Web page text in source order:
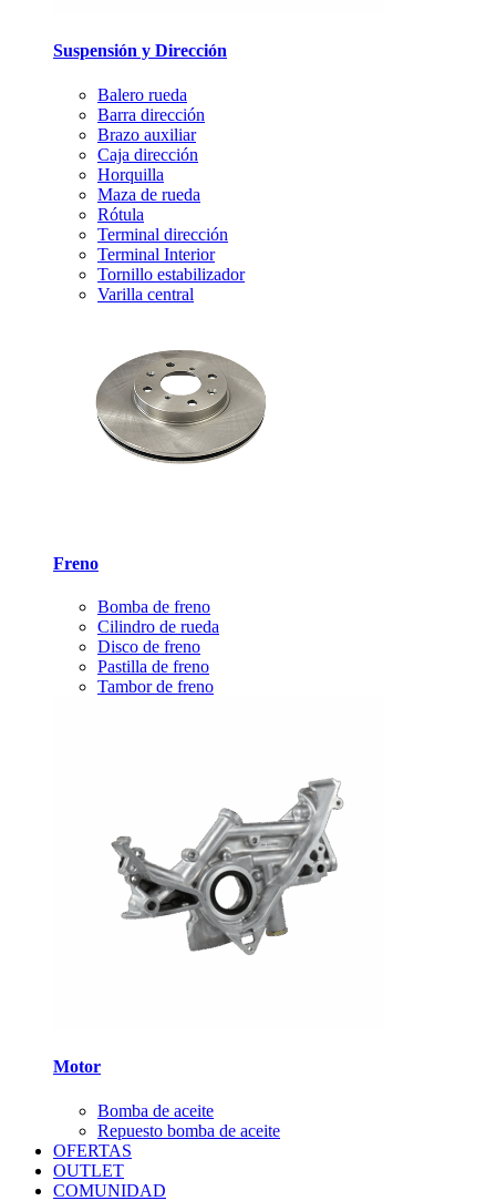
Suspensión y Dirección
Balero rueda
Barra dirección
Brazo auxiliar
Caja dirección
Horquilla
Maza de rueda
Rótula
Terminal dirección
Terminal Interior
Tornillo estabilizador
Varilla central
Freno
Bomba de freno
Cilindro de rueda
Disco de freno
Pastilla de freno
Tambor de freno
Motor
Bomba de aceite
Repuesto bomba de aceite
OFERTAS
OUTLET
COMUNIDAD